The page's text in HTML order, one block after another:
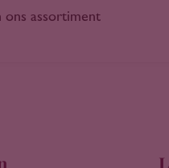
ons assortiment